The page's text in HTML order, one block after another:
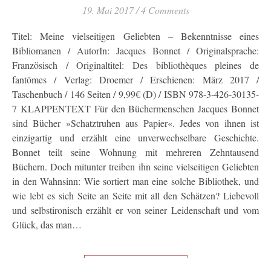
19. Mai 2017/ 4 Comments
Titel: Meine vielseitigen Geliebten – Bekenntnisse eines
Bibliomanen / AutorIn: Jacques Bonnet / Originalsprache:
Französisch / Originaltitel: Des bibliothèques pleines de
fantômes / Verlag: Droemer / Erschienen: März 2017 /
Taschenbuch / 146 Seiten / 9,99€ (D) / ISBN 978-3-426-30135-
7 KLAPPENTEXT Für den Büchermenschen Jacques Bonnet
sind Bücher »Schatztruhen aus Papier«. Jedes von ihnen ist
einzigartig und erzählt eine unverwechselbare Geschichte.
Bonnet teilt seine Wohnung mit mehreren Zehntausend
Büchern. Doch mitunter treiben ihn seine vielseitigen Geliebten
in den Wahnsinn: Wie sortiert man eine solche Bibliothek, und
wie lebt es sich Seite an Seite mit all den Schätzen? Liebevoll
und selbstironisch erzählt er von seiner Leidenschaft und vom
Glück, das man…